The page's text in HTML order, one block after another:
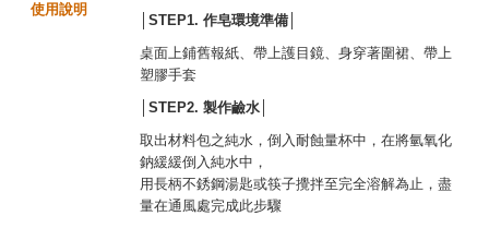
使用說明
│STEP1. 作皂環境準備
桌面上鋪舊報紙、帶上護目鏡、身穿著圍裙、帶上
塑膠手套
│STEP2. 製作鹼水│
取出材料包之純水，倒入耐蝕量杯中，在將氫氧化
鈉緩緩倒入純水中，
用長柄不銹鋼湯匙或筷子攪拌至完全溶解為止，盡
量在通風處完成此步驟